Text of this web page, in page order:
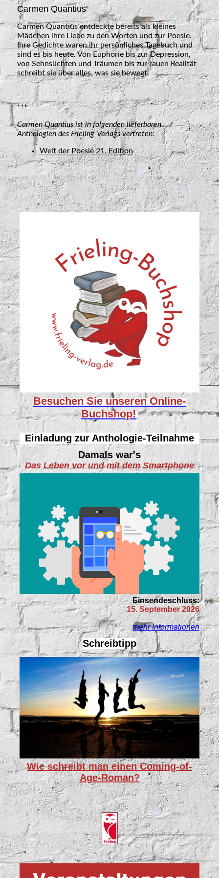
Carmen Quantius
Carmen Quantius entdeckte bereits als kleines
Mädchen ihre Liebe zu den Worten und zur Poesie.
Ihre Gedichte waren ihr persönliches Tagebuch und
sind es bis heute. Von Euphorie bis zur Depression,
von Sehnsüchten und Träumen bis zur rauen Realität
schreibt sie über alles, was sie bewegt.
***
Carmen Quantius ist in folgenden lieferbaren
Anthologien des Frieling-Verlags vertreten:
Welt der Poesie 21. Edition
Besuchen Sie unserenOnline-
Buchshop!
Einladung zur Anthologie-Teilnahme
Damals war's
Das Leben vor und mit dem Smartphone
Einsendeschluss:
15. September 2026
mehr Informationen
Schreibtipp
Wie schreibt man einen Coming-of-
Age-Roman?